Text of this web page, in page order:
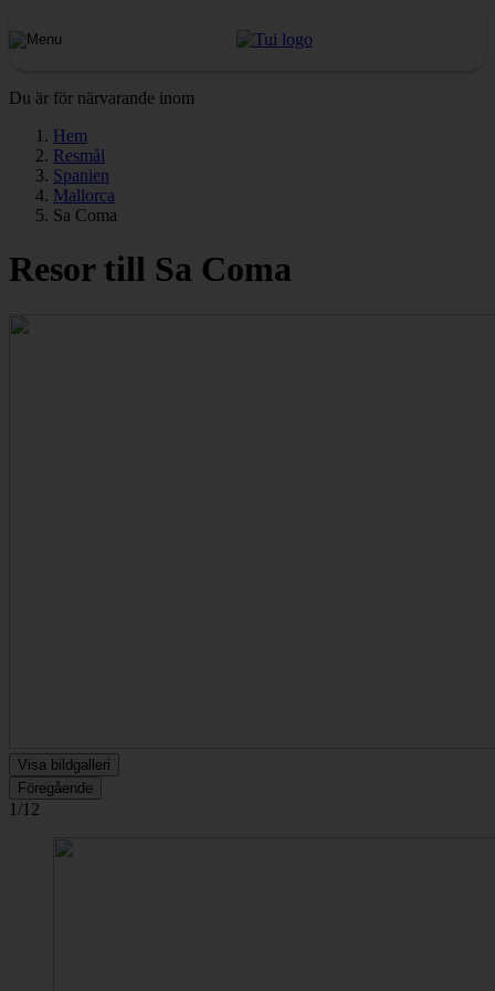
Du är för närvarande inom
Hem
Resmål
Spanien
Mallorca
Sa Coma
Resor till Sa Coma
Visa bildgalleri
Föregående
1/12